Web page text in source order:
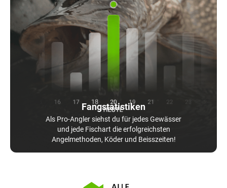
Fangstatistiken
Als Pro-Angler siehst du für jedes Gewässer
und jede Fischart die erfolgreichsten
Angelmethoden, Köder und Beisszeiten!